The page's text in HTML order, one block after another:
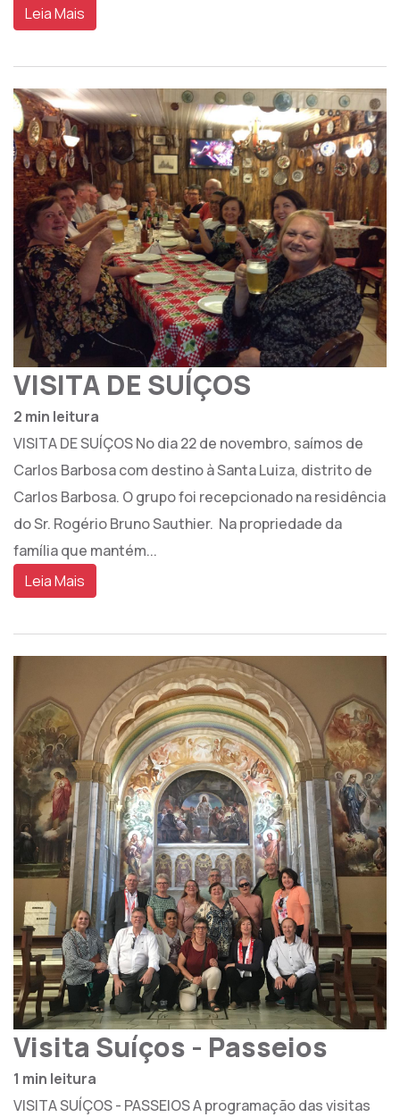
Leia Mais
VISITA DE SUÍÇOS
2 min leitura
VISITA DE SUÍÇOS No dia 22 de novembro, saímos de
Carlos Barbosa com destino à Santa Luiza, distrito de
Carlos Barbosa. O grupo foi recepcionado na residência
do Sr. Rogério Bruno Sauthier. Na propriedade da
família que mantém...
Leia Mais
Visita Suíços - Passeios
1 min leitura
VISITA SUÍÇOS - PASSEIOS A programação das visitas